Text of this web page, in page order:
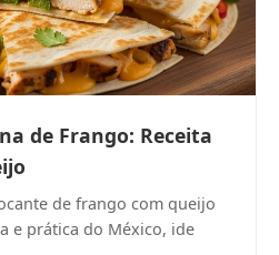
de Frango: Receita
de frango com queijo
e prática do México, ide